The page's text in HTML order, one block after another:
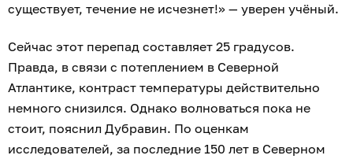
существует, течение не исчезнет!» — уверен учёный.
Сейчас этот перепад составляет 25 градусов.
Правда, в связи с потеплением в Северной
Атлантике, контраст температуры действительно
немного снизился. Однако волноваться пока не
стоит, пояснил Дубравин. По оценкам
исследователей, за последние 150 лет в Северном